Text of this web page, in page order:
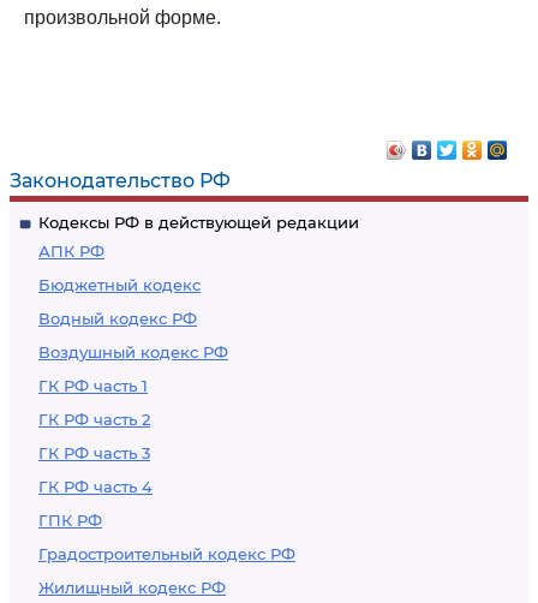
Законодательство РФ
Кодексы РФ в действующей редакции
АПК РФ
Бюджетный кодекс
Водный кодекс РФ
Воздушный кодекс РФ
ГК РФ часть 1
ГК РФ часть 2
ГК РФ часть 3
ГК РФ часть 4
ГПК РФ
Градостроительный кодекс РФ
Жилищный кодекс РФ
произвольной форме.